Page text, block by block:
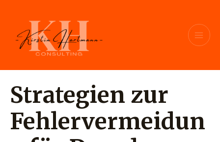
springen
Strategien zur
Fehlervermeidun